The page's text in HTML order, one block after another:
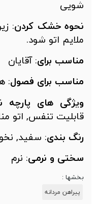
شویی
نحوه خشک کردن: زیر
ملایم اتو شود.
مناسببرای : آقایان
مناسببرای فصول:
ویژگی های پارچه نخ
قابلیت تنفس, اتو
بندی: سفید,
سختیونرمی: نرم
بخشها :
پیراهن مردانه